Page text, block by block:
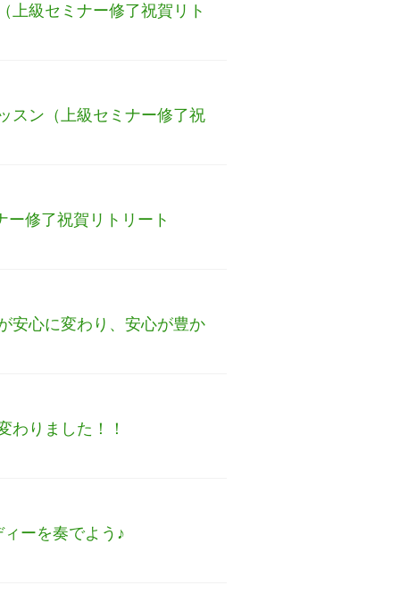
上級セミナー修了祝賀リト
スン（上級セミナー修了祝
ー修了祝賀リトリート
安心に変わり、安心が豊か
わりました！！
ーを奏でよう♪